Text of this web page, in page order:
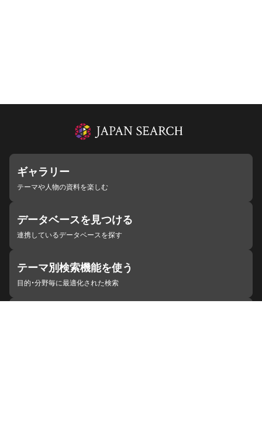
ギャラリー
テーマや人物の資料を楽しむ
データベースを見つける
連携しているデータベースを探す
テーマ別検索機能を使う
目的・分野毎に最適化された検索